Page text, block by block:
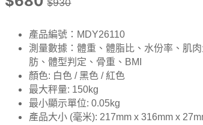
$930
產品編號： MDY26110
測量數據：體重、體脂比、水份率、肌
肪、體型判定、骨重、BMI
顏色: 白色 / 黑色 / 紅色
最大秤量: 150kg
最小顯示單位: 0.05kg
產品大小 (毫米): 217mm x 316mm x